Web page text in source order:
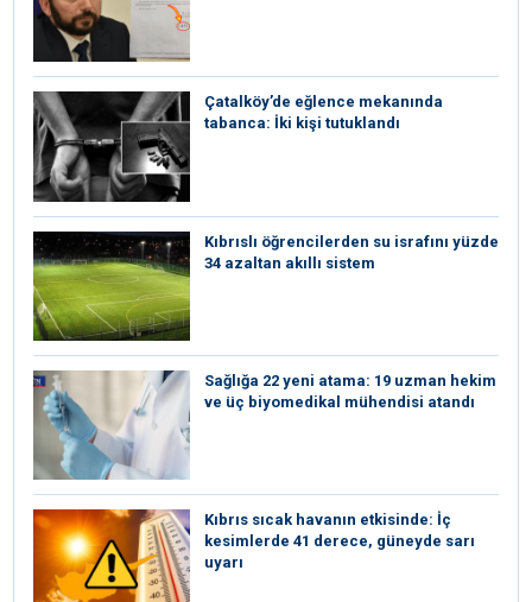
Çatalköy’de eğlence mekanında
tabanca: İki kişi tutuklandı
Kıbrıslı öğrencilerden su israfını yüzde
34 azaltan akıllı sistem
Sağlığa 22 yeni atama: 19 uzman hekim
ve üç biyomedikal mühendisi atandı
Kıbrıs sıcak havanın etkisinde: İç
kesimlerde 41 derece, güneyde sarı
uyarı